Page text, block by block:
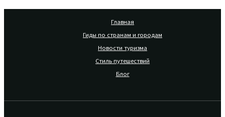
Главная
Гиды по странам и городам
Новости туризма
Стиль путешествий
Блог